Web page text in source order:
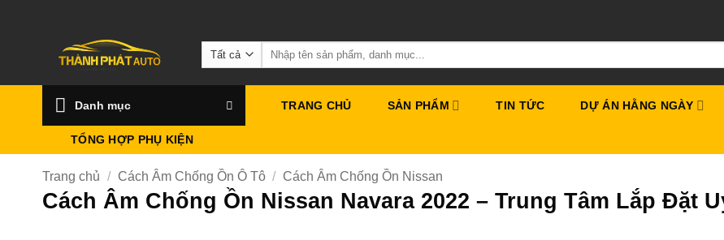
Tìm
kiếm:
Danh mục TRANG CHỦ SẢN PHẨM TIN TỨC DỰ ÁN HẰNG NGÀY
TỔNG HỢP PHỤ KIỆN
Trang chủ / Cách Âm Chống Ồn Ô Tô / Cách Âm Chống Ồn Nissan
Cách Âm Chống Ồn Nissan Navara 2022 – Trung Tâm Lắp Đặt